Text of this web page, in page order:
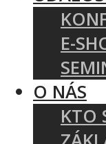
E-
O NÁS
KTO